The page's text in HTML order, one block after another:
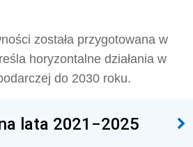
została przygotowana w
horyzontalne działania w
do 2030 roku.
lata 2021−2025